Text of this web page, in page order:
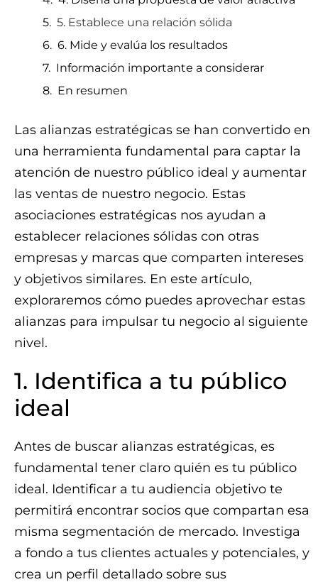
5. Establece una relación sólida
6. Mide y evalúa los resultados
Información importante a considerar
En resumen
Las alianzas estratégicas se han convertido en
una herramienta fundamental para captar la
atención de nuestro público ideal y aumentar
las ventas de nuestro negocio. Estas
asociaciones estratégicas nos ayudan a
establecer relaciones sólidas con otras
empresas y marcas que comparten intereses
y objetivos similares. En este artículo,
exploraremos cómo puedes aprovechar estas
alianzas para impulsar tu negocio al siguiente
nivel.
1. Identifica a tu público
ideal
Antes de buscar alianzas estratégicas, es
fundamental tener claro quién es tu público
ideal. Identificar a tu audiencia objetivo te
permitirá encontrar socios que compartan esa
misma segmentación de mercado. Investiga
a fondo a tus clientes actuales y potenciales, y
crea un perfil detallado sobre sus